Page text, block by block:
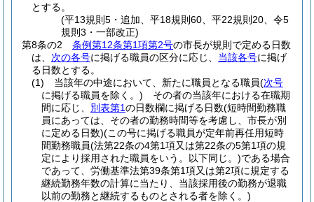
とする。
(平13規則5・追加、平18規則60、平22規則20、令5
規則3・一部改正)
第8条の2
条例第12条第1項第2号の市長が規則で定める日数
は、 次の各号に掲げる職員の区分に応じ、 当該各号に掲げ
る日数とする。
(1)
当該年の中途において、新たに職員となる職員(次号
に掲げる職員を除く。) その者の当該年における在職期
間に応じ、 別表第1の日数欄に掲げる日数(短時間勤務職
員にあっては、その者の勤務時間等を考慮し、市長が別
に定める日数)(この号に掲げる職員が定年前再任用短時
間勤務職員(法第22条の4第1項又は第22条の5第1項の規
定により採用された職員をいう。以下同じ。)である場合
であって、労働基準法第39条第1項又は第2項に規定する
継続勤務年数の計算に当たり、当該採用後の勤務が退職
以前の勤務と継続するものとされる者を除く。)